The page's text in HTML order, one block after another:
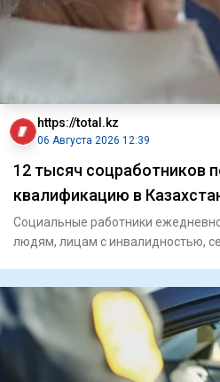
https://total.kz
06 Августа 2026 12:39
12 тысяч соцработников
квалификацию в
Социальные работники
людям, лицам с инвалидностью,